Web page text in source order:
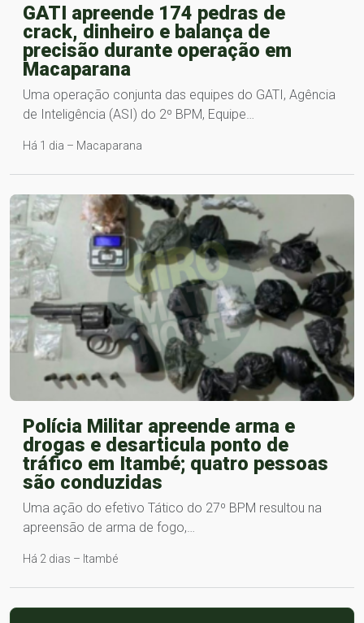
GATI apreende 174 pedras de
crack, dinheiro e balança de
precisão durante operação em
Macaparana
Uma operação conjunta das equipes do GATI, Agência
de Inteligência (ASI) do 2º BPM, Equipe…
Há 1 dia – Macaparana
Polícia Militar apreende arma e
drogas e desarticula ponto de
tráfico em Itambé; quatro pessoas
são conduzidas
Uma ação do efetivo Tático do 27º BPM resultou na
apreensão de arma de fogo,…
Há 2 dias – Itambé